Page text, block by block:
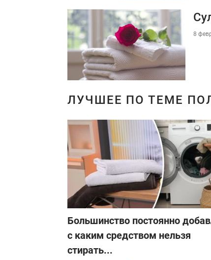
8
ЛУЧШЕЕ ПО ТЕМЕ
Большинство постоянно
с каким средством нельзя
стирать...